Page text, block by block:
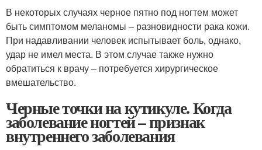
В некоторых случаях черное пятно под ногтем может
быть симптомом меланомы – разновидности рака кожи.
При надавливании человек испытывает боль, однако,
удар не имел места. В этом случае также нужно
обратиться к врачу – потребуется хирургическое
вмешательство.
Черные точки на кутикуле. Когда
заболевание ногтей – признак
внутреннего заболевания